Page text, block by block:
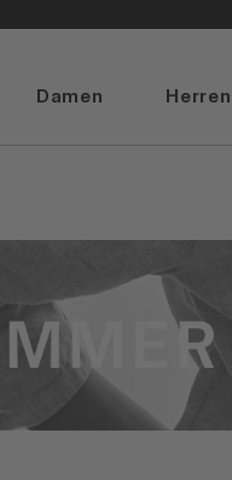
Damen Herren